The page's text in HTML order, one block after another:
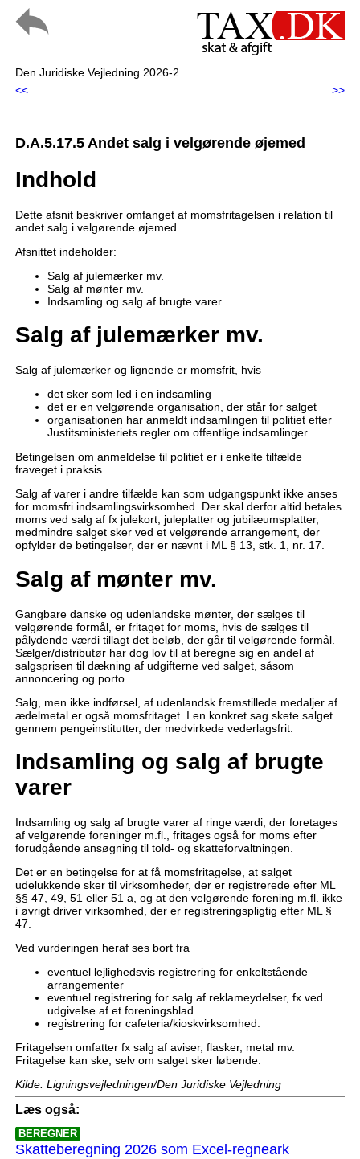
Den Juridiske Vejledning 2026-2
<<
>>
D.A.5.17.5 Andet salg i velgørende øjemed
Indhold
Dette afsnit beskriver omfanget af momsfritagelsen i relation til
andet salg i velgørende øjemed.
Afsnittet indeholder:
Salg af julemærker mv.
Salg af mønter mv.
Indsamling og salg af brugte varer.
Salg af julemærker mv.
Salg af julemærker og lignende er momsfrit, hvis
det sker som led i en indsamling
det er en velgørende organisation, der står for salget
organisationen har anmeldt indsamlingen til politiet efter
Justitsministeriets regler om offentlige indsamlinger.
Betingelsen om anmeldelse til politiet er i enkelte tilfælde
fraveget i praksis.
Salg af varer i andre tilfælde kan som udgangspunkt ikke anses
for momsfri indsamlingsvirksomhed. Der skal derfor altid betales
moms ved salg af fx julekort, juleplatter og jubilæumsplatter,
medmindre salget sker ved et velgørende arrangement, der
opfylder de betingelser, der er nævnt i ML § 13, stk. 1, nr. 17.
Salg af mønter mv.
Gangbare danske og udenlandske mønter, der sælges til
velgørende formål, er fritaget for moms, hvis de sælges til
pålydende værdi tillagt det beløb, der går til velgørende formål.
Sælger/distributør har dog lov til at beregne sig en andel af
salgsprisen til dækning af udgifterne ved salget, såsom
annoncering og porto.
Salg, men ikke indførsel, af udenlandsk fremstillede medaljer af
ædelmetal er også momsfritaget. I en konkret sag skete salget
gennem pengeinstitutter, der medvirkede vederlagsfrit.
Indsamling og salg af brugte
varer
Indsamling og salg af brugte varer af ringe værdi, der foretages
af velgørende foreninger m.fl., fritages også for moms efter
forudgående ansøgning til told- og skatteforvaltningen.
Det er en betingelse for at få momsfritagelse, at salget
udelukkende sker til virksomheder, der er registrerede efter ML
§§ 47, 49, 51 eller 51 a, og at den velgørende forening m.fl. ikke
i øvrigt driver virksomhed, der er registreringspligtig efter ML §
47.
Ved vurderingen heraf ses bort fra
eventuel lejlighedsvis registrering for enkeltstående
arrangementer
eventuel registrering for salg af reklameydelser, fx ved
udgivelse af et foreningsblad
registrering for cafeteria/kioskvirksomhed.
Fritagelsen omfatter fx salg af aviser, flasker, metal mv.
Fritagelse kan ske, selv om salget sker løbende.
Kilde: Ligningsvejledningen/Den Juridiske Vejledning
Læs også:
BEREGNER
Skatteberegning 2026 som Excel-regneark